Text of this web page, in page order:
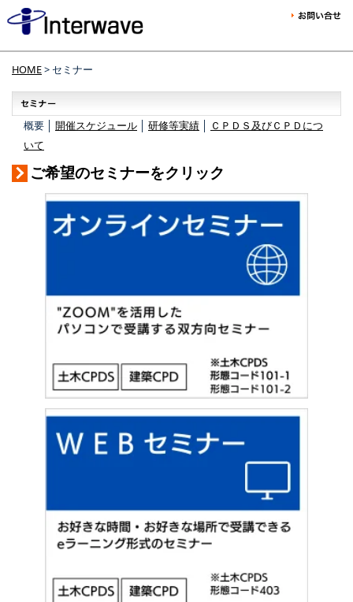
HOME> セミナー
概要 │ 開催スケジュール 研修等実績
ＣＰＤＳ及びＣＰＤにつ
いて
ご希望のセミナーをクリック